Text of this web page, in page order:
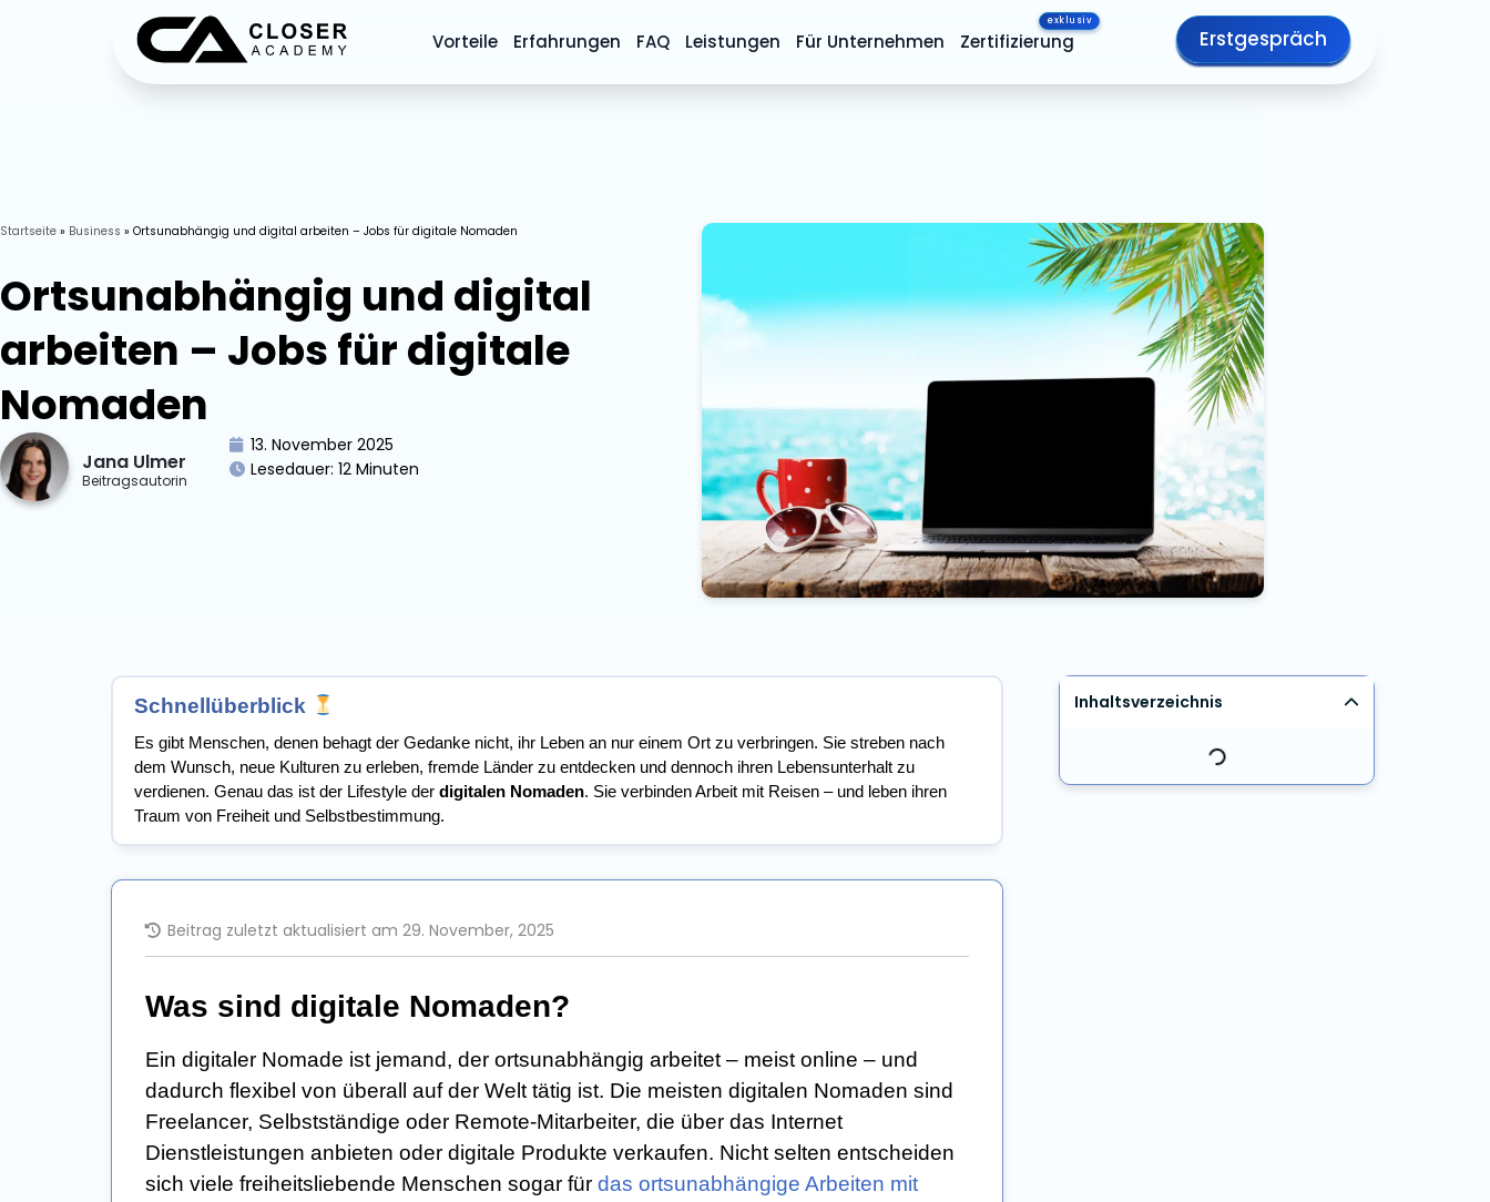
Vorteile Erfahrungen FAQ Leistungen Für Unternehmen Zertifizierung Erstgespräch
Startseite » Business » Ortsunabhängig und digital arbeiten – Jobs für digitale Nomaden
Ortsunabhängig und digital
arbeiten – Jobs für digitale
Nomaden
Jana Ulmer
Beitragsautorin
13. November 2025
Lesedauer: 12 Minuten
Schnellüberblick
Es gibt Menschen, denen behagt der Gedanke nicht, ihr Leben an nur einem Ort zu verbringen. Sie streben nach
dem Wunsch, neue Kulturen zu erleben, fremde Länder zu entdecken und dennoch ihren Lebensunterhalt zu
verdienen. Genau das ist der Lifestyle der digitalen Nomaden. Sie verbinden Arbeit mit Reisen – und leben ihren
Traum von Freiheit und Selbstbestimmung.
Beitrag zuletzt aktualisiert am 29. November, 2025
Was sind digitale Nomaden?
Ein digitaler Nomade ist jemand, der ortsunabhängig arbeitet – meist online – und
dadurch flexibel von überall auf der Welt tätig ist. Die meisten digitalen Nomaden sind
Freelancer, Selbstständige oder Remote-Mitarbeiter, die über das Internet
Dienstleistungen anbieten oder digitale Produkte verkaufen. Nicht selten entscheiden
sich viele freiheitsliebende Menschen sogar für das ortsunabhängige Arbeiten mit
Inhaltsverzeichnis